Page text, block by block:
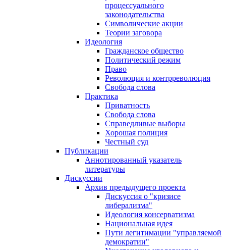
процессуального
законодательства
Символические акции
Теории заговора
Идеология
Гражданское общество
Политический режим
Право
Революция и контрреволюция
Свобода слова
Практика
Приватность
Свобода слова
Справедливые выборы
Хорошая полиция
Честный суд
Публикации
Аннотированный указатель
литературы
Дискуссии
Архив предыдущего проекта
Дискуссия о "кризисе
либерализма"
Идеология консерватизма
Национальная идея
Пути легитимации "управляемой
демократии"